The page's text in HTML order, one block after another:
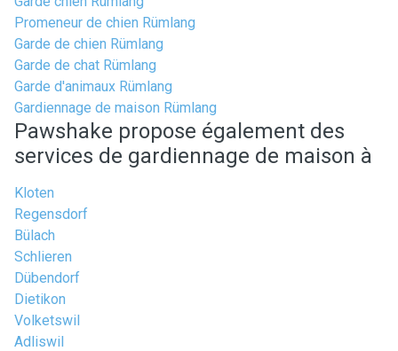
Promeneur de chien Rümlang
Garde de chien Rümlang
Garde de chat Rümlang
Garde d'animaux Rümlang
Gardiennage de maison Rümlang
Pawshake propose également des
services de gardiennage de maison à
Kloten
Regensdorf
Bülach
Schlieren
Dübendorf
Dietikon
Volketswil
Adliswil